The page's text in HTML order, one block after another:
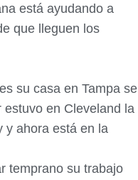
está ayudando a
que lleguen los
su casa en Tampa se
en Cleveland la
y ahora está en la
temprano su trabajo